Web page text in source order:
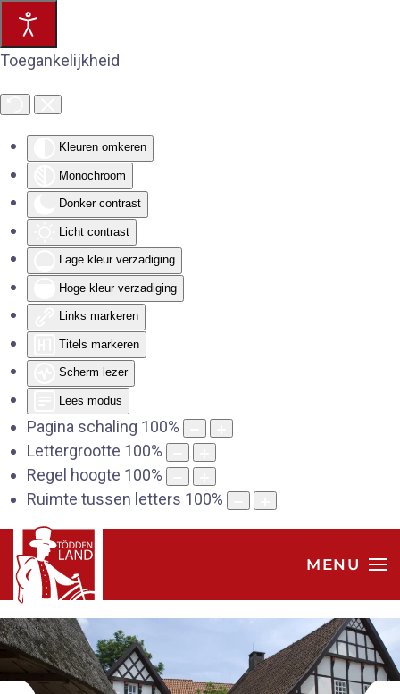
Toegankelijkheid
Kleuren omkeren
Monochroom
Donker contrast
Licht contrast
Lage kleur verzadiging
Hoge kleur verzadiging
Links markeren
Titels markeren
Scherm lezer
Lees modus
Pagina schaling 100%
Lettergrootte 100%
Regel hoogte 100%
Ruimte tussen letters 100%
MENU